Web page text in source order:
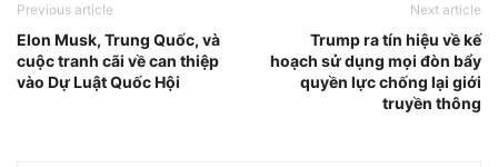
Previous article
Elon Musk, Trung Quốc, và
cuộc tranh cãi về can thiệp
vào Dự Luật Quốc Hội
Next article
Trump ra tín hiệu về kế
hoạch sử dụng mọi đòn bẩy
quyền lực chống lại giới
truyền thông